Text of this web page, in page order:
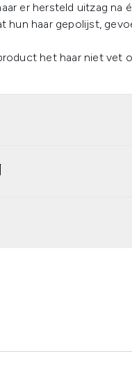
er hersteld uitzag na
hun haar gepolijst,
het haar niet vet